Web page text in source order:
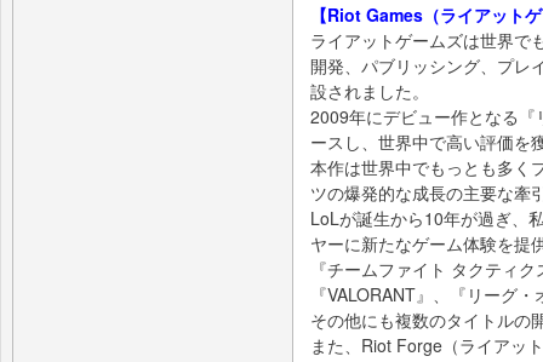
【Riot Games（ライアット
ライアットゲームズは世界で
開発、パブリッシング、プレ
設されました。
2009年にデビュー作となる
ースし、世界中で高い評価を
本作は世界中でもっとも多く
ツの爆発的な成長の主要な牽
LoLが誕生から10年が過ぎ、
ヤーに新たなゲーム体験を提
『チームファイト タクティ
『VALORANT』、『リーグ
その他にも複数のタイトルの
また、Riot Forge（ライアッ